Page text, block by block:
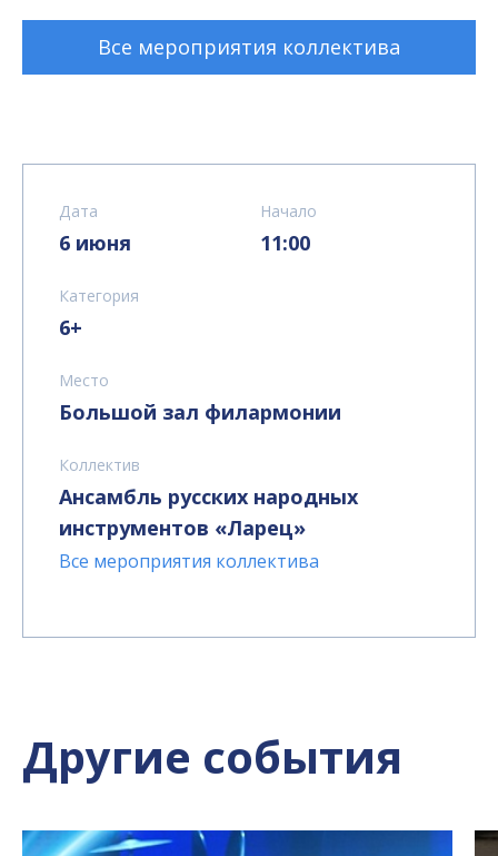
Все мероприятия коллектива
Дата
6 июня
Начало
11:00
Категория
6+
Место
Большой зал филармонии
Коллектив
Ансамбль русских народных
инструментов «Ларец»
Все мероприятия коллектива
Другие события